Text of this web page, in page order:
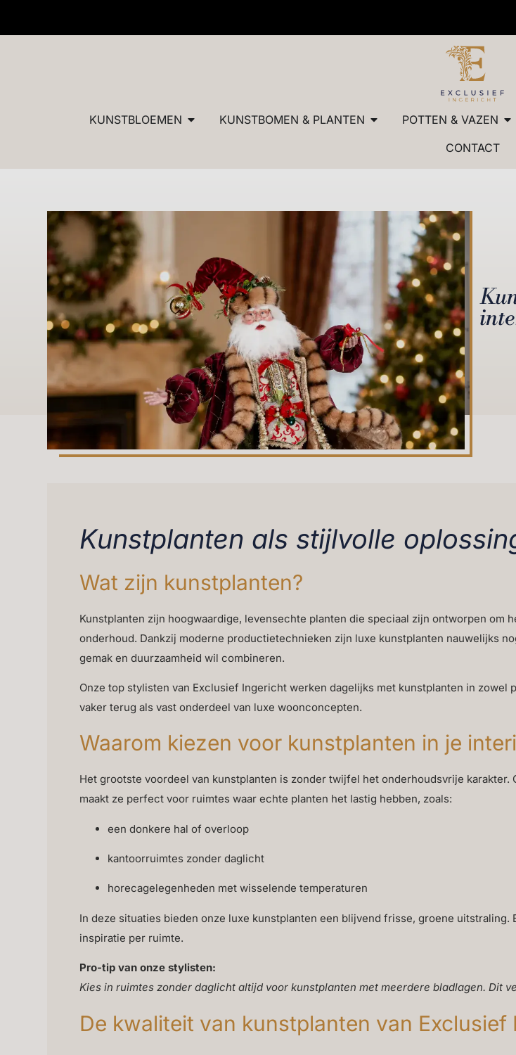
KUNSTBLOEMEN KUNSTBOMEN & PLANTEN POTTEN & VAZEN
CONTACT
Kunstplanten als stijlvolle
Wat zijn kunstplanten?
Kunstplanten zijn hoogwaardige, levensechte planten die speciaal zijn ontworpen om
onderhoud. Dankzij moderne productietechnieken zijn luxe kunstplanten nauwelijks
gemak en duurzaamheid wil combineren.
Onze top stylisten van Exclusief Ingericht werken dagelijks met kunstplanten in
vaker terug als vast onderdeel van luxe woonconcepten.
Waarom kiezen voor kunstplanten in je
Het grootste voordeel van kunstplanten is zonder twijfel het onderhoudsvrije
maakt ze perfect voor ruimtes waar echte planten het lastig hebben, zoals:
een donkere hal of overloop
kantoorruimtes zonder daglicht
horecagelegenheden met wisselende temperaturen
In deze situaties bieden onze luxe kunstplanten een blijvend frisse, groene
inspiratie per ruimte.
Pro-tip van onze stylisten:
Kies in ruimtes zonder daglicht altijd voor kunstplanten met meerdere bladlagen. Dit
De kwaliteit van kunstplanten van Exclusief